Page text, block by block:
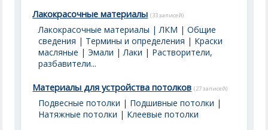
Лакокрасочные материалы (33 записей)
Лакокрасочные материалы | ЛКМ | Общие
сведения | Термины и определения | Краски
масляные |Эмали |Лаки | Растворители,
разбавители...
Материалы для устройства потолков (27 записей)
Подвесные потолки | Подшивные потолки |
Натяжные потолки | Клеевые потолки